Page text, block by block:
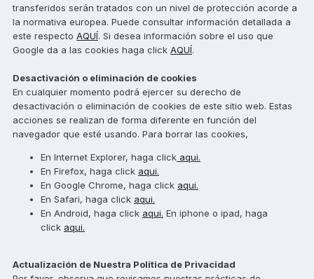
transferidos serán tratados con un nivel de protección acorde a
la normativa europea. Puede consultar información detallada a
este respecto AQUÍ. Si desea información sobre el uso que
Google da a las cookies haga click AQUÍ.
Desactivación o eliminación de cookies
En cualquier momento podrá ejercer su derecho de
desactivación o eliminación de cookies de este sitio web. Estas
acciones se realizan de forma diferente en función del
navegador que esté usando. Para borrar las cookies,
En Internet Explorer, haga click aqui.
En Firefox, haga click aqui.
En Google Chrome, haga click aqui.
En Safari, haga click aqui.
En Android, haga click aqui. En iphone o ipad, haga
click aqui.
Actualización de Nuestra Política de Privacidad